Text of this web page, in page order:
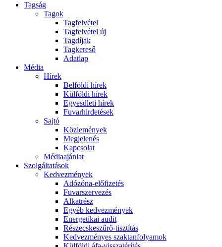
Tagság
Tagok
Tagfelvétel
Tagfelvétel új
Tagdíjak
Tagkereső
Adatlap
Média
Hírek
Belföldi hírek
Külföldi hírek
Egyesületi hírek
Fuvarhirdetések
Sajtó
Közlemények
Megjelenés
Kapcsolat
Médiaajánlat
Szolgáltatások
Kedvezmények
Adózóna-előfizetés
Fuvarszervezés
Alkatrész
Egyéb kedvezmények
Energetikai audit
Részecskeszűrő-tisztítás
Kedvezményes szaktanfolyamok